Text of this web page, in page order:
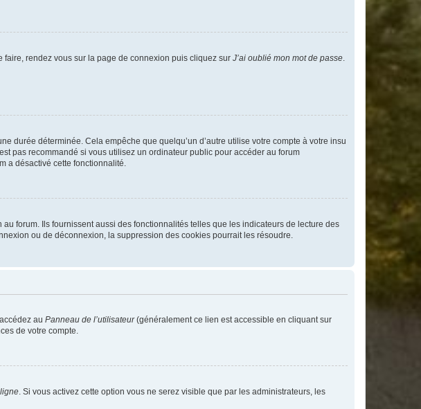
rendez vous sur la page de connexion puis cliquez sur J’ai oublié mon mot de passe.
durée déterminée. Cela empêche que quelqu’un d’autre utilise votre compte à votre insu
pas recommandé si vous utilisez un ordinateur public pour accéder au forum
a désactivé cette fonctionnalité.
forum. Ils fournissent aussi des fonctionnalités telles que les indicateurs de lecture des
ou de déconnexion, la suppression des cookies pourrait les résoudre.
au Panneau de l’utilisateur(généralement ce lien est accessible en cliquant sur
de votre compte.
. Si vous activez cette option vous ne serez visible que par les administrateurs, les